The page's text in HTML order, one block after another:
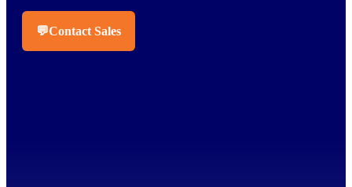
💬Contact Sales